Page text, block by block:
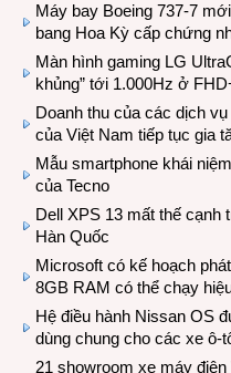
Máy bay Boeing 737-7
bang Hoa Kỳ cấp chứng
Màn hình gaming LG
khủng” tới 1.000Hz ở
Doanh thu của các dịch
của Việt Nam tiếp tục gia
Mẫu smartphone khái
của Tecno
Dell XPS 13 mất thế
Hàn Quốc
Microsoft có kế hoạch
8GB RAM có thể chạy
Hệ điều hành Nissan OS
dùng chung cho các xe ô-
21 showroom xe máy